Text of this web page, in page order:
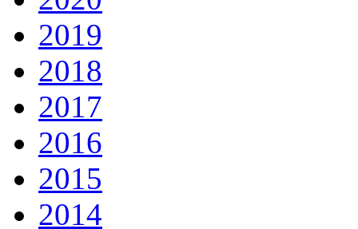
2019
2018
2017
2016
2015
2014